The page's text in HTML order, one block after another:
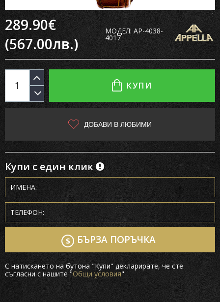
289.90€
(567.00лв.)
МОДЕЛ: AP-4038-
4017
КУПИ
ДОБАВИ В ЛЮБИМИ
Купи с един клик
БЪРЗА ПОРЪЧКА
С натискането на бутона "Купи" декларирате, че сте
съгласни с нашите "Общи условия"